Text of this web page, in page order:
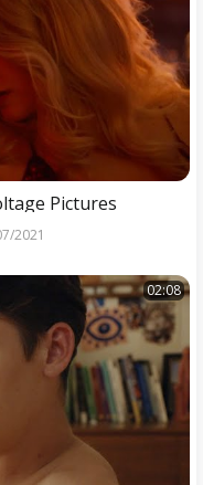
Pictures
2021
02:08